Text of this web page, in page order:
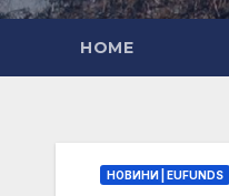
HOME
НОВИНИ | EUFUNDS